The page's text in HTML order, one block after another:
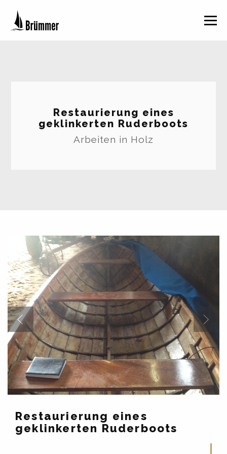
Restaurierung eines
geklinkerten Ruderboots
Arbeiten in Holz
Restaurierung eines
geklinkerten Ruderboots